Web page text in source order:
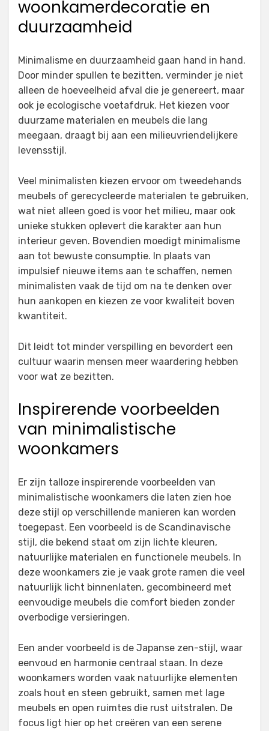
woonkamerdecoratie en
duurzaamheid
Minimalisme en duurzaamheid gaan hand in hand.
Door minder spullen te bezitten, verminder je niet
alleen de hoeveelheid afval die je genereert, maar
ook je ecologische voetafdruk. Het kiezen voor
duurzame materialen en meubels die lang
meegaan, draagt bij aan een milieuvriendelijkere
levensstijl.
Veel minimalisten kiezen ervoor om tweedehands
meubels of gerecycleerde materialen te gebruiken,
wat niet alleen goed is voor het milieu, maar ook
unieke stukken oplevert die karakter aan hun
interieur geven. Bovendien moedigt minimalisme
aan tot bewuste consumptie. In plaats van
impulsief nieuwe items aan te schaffen, nemen
minimalisten vaak de tijd om na te denken over
hun aankopen en kiezen ze voor kwaliteit boven
kwantiteit.
Dit leidt tot minder verspilling en bevordert een
cultuur waarin mensen meer waardering hebben
voor wat ze bezitten.
Inspirerende voorbeelden
van minimalistische
woonkamers
Er zijn talloze inspirerende voorbeelden van
minimalistische woonkamers die laten zien hoe
deze stijl op verschillende manieren kan worden
toegepast. Een voorbeeld is de Scandinavische
stijl, die bekend staat om zijn lichte kleuren,
natuurlijke materialen en functionele meubels. In
deze woonkamers zie je vaak grote ramen die veel
natuurlijk licht binnenlaten, gecombineerd met
eenvoudige meubels die comfort bieden zonder
overbodige versieringen.
Een ander voorbeeld is de Japanse zen-stijl, waar
eenvoud en harmonie centraal staan. In deze
woonkamers worden vaak natuurlijke elementen
zoals hout en steen gebruikt, samen met lage
meubels en open ruimtes die rust uitstralen. De
focus ligt hier op het creëren van een serene